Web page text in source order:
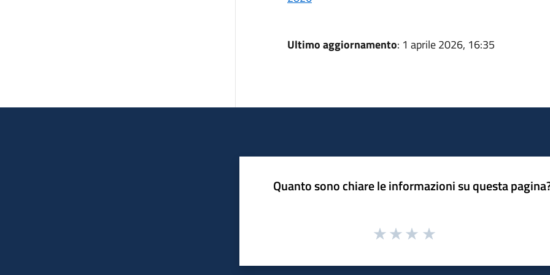
Ultimo aggiornamento: 1 aprile 2026, 16:35
Quanto sono chiare le informazioni su questa